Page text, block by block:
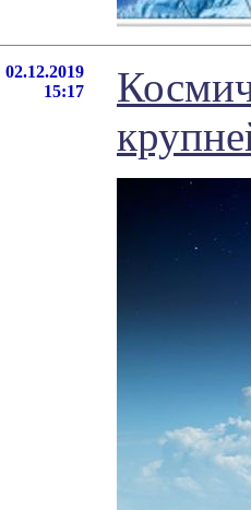
02.12.2019
15:17